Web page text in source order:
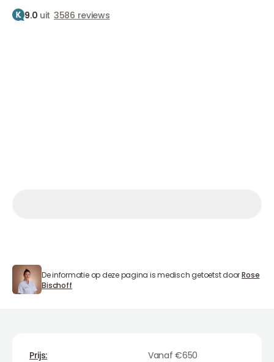
9.0 uit 3586 reviews
Rose Bischoff
De informatie op deze pagina is medisch getoetst doorRose
Bischoff
Prijs:
Vanaf €650